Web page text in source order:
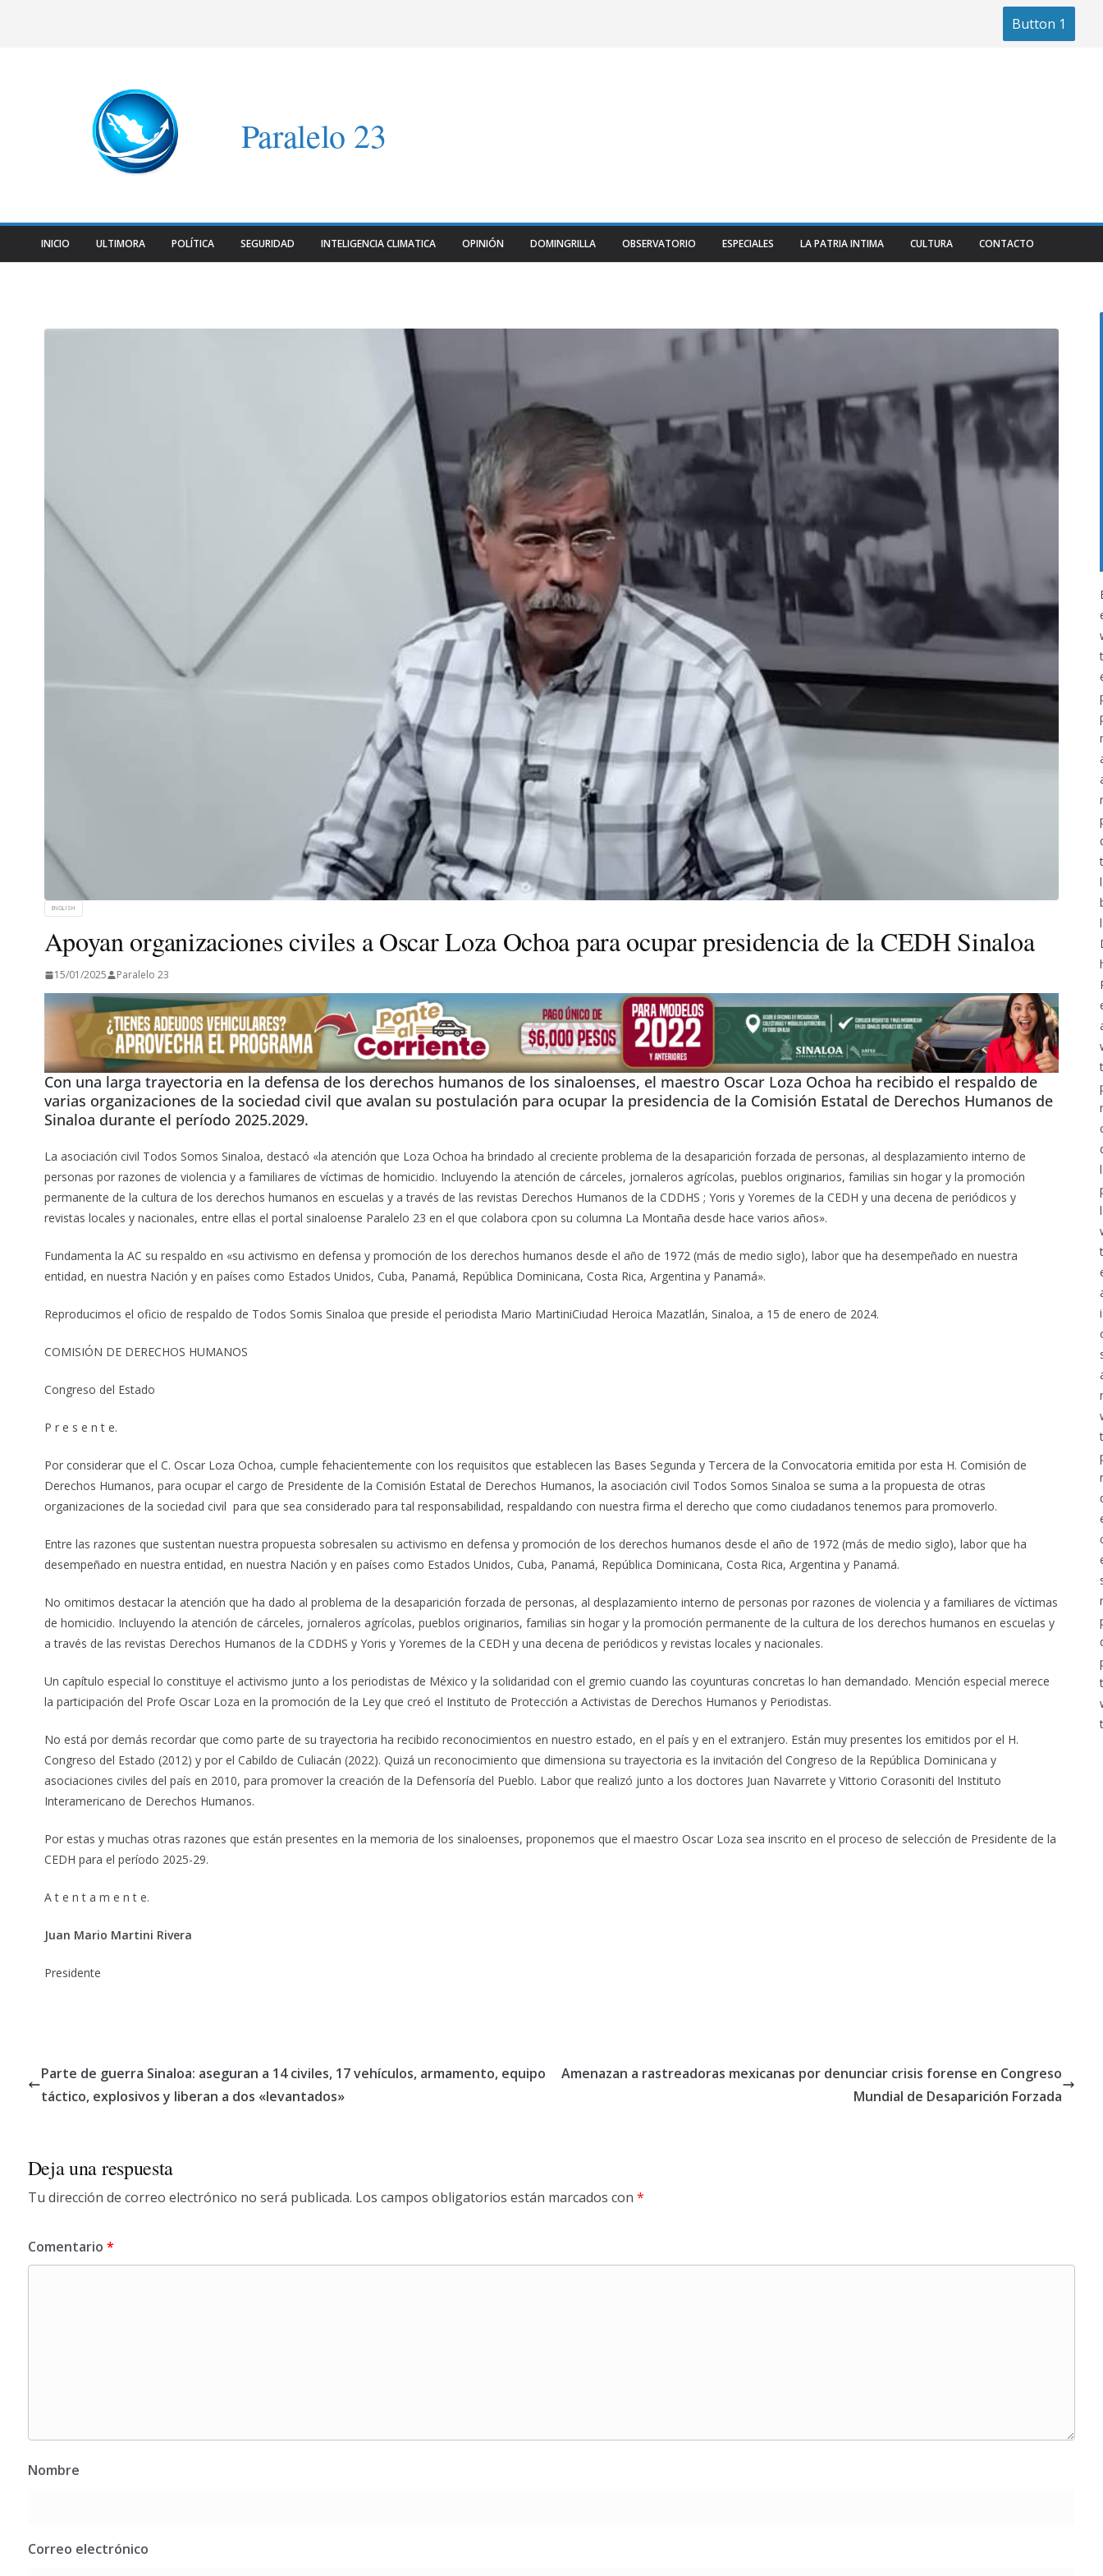
Button 1
Paralelo 23
INICIO ULTIMORA POLÍTICA SEGURIDAD INTELIGENCIA CLIMATICA OPINIÓN DOMINGRILLA OBSERVATORIO ESPECIALES LA PATRIA INTIMA CULTURA CONTACTO
ENGLISH
Apoyan organizaciones civiles a Oscar Loza Ochoa para ocupar presidencia de la CEDH Sinaloa
15/01/2025 Paralelo 23
Con una larga trayectoria en la defensa de los derechos humanos de los sinaloenses, el maestro Oscar Loza Ochoa ha recibido el respaldo de
varias organizaciones de la sociedad civil que avalan su postulación para ocupar la presidencia de la Comisión Estatal de Derechos Humanos de
Sinaloa durante el período 2025.2029.
La asociación civil Todos Somos Sinaloa, destacó «la atención que Loza Ochoa ha brindado al creciente problema de la desaparición forzada de personas, al desplazamiento interno de
personas por razones de violencia y a familiares de víctimas de homicidio. Incluyendo la atención de cárceles, jornaleros agrícolas, pueblos originarios, familias sin hogar y la promoción
permanente de la cultura de los derechos humanos en escuelas y a través de las revistas Derechos Humanos de la CDDHS ; Yoris y Yoremes de la CEDH y una decena de periódicos y
revistas locales y nacionales, entre ellas el portal sinaloense Paralelo 23 en el que colabora cpon su columna La Montaña desde hace varios años».
Fundamenta la AC su respaldo en «su activismo en defensa y promoción de los derechos humanos desde el año de 1972 (más de medio siglo), labor que ha desempeñado en nuestra
entidad, en nuestra Nación y en países como Estados Unidos, Cuba, Panamá, República Dominicana, Costa Rica, Argentina y Panamá».
Reproducimos el oficio de respaldo de Todos Somis Sinaloa que preside el periodista Mario MartiniCiudad Heroica Mazatlán, Sinaloa, a 15 de enero de 2024.
COMISIÓN DE DERECHOS HUMANOS
Congreso del Estado
P r e s e n t e.
Por considerar que el C. Oscar Loza Ochoa, cumple fehacientemente con los requisitos que establecen las Bases Segunda y Tercera de la Convocatoria emitida por esta H. Comisión de
Derechos Humanos, para ocupar el cargo de Presidente de la Comisión Estatal de Derechos Humanos, la asociación civil Todos Somos Sinaloa se suma a la propuesta de otras
organizaciones de la sociedad civil para que sea considerado para tal responsabilidad, respaldando con nuestra firma el derecho que como ciudadanos tenemos para promoverlo.
Entre las razones que sustentan nuestra propuesta sobresalen su activismo en defensa y promoción de los derechos humanos desde el año de 1972 (más de medio siglo), labor que ha
desempeñado en nuestra entidad, en nuestra Nación y en países como Estados Unidos, Cuba, Panamá, República Dominicana, Costa Rica, Argentina y Panamá.
No omitimos destacar la atención que ha dado al problema de la desaparición forzada de personas, al desplazamiento interno de personas por razones de violencia y a familiares de víctimas
de homicidio. Incluyendo la atención de cárceles, jornaleros agrícolas, pueblos originarios, familias sin hogar y la promoción permanente de la cultura de los derechos humanos en escuelas y
a través de las revistas Derechos Humanos de la CDDHS y Yoris y Yoremes de la CEDH y una decena de periódicos y revistas locales y nacionales.
Un capítulo especial lo constituye el activismo junto a los periodistas de México y la solidaridad con el gremio cuando las coyunturas concretas lo han demandado. Mención especial merece
la participación del Profe Oscar Loza en la promoción de la Ley que creó el Instituto de Protección a Activistas de Derechos Humanos y Periodistas.
No está por demás recordar que como parte de su trayectoria ha recibido reconocimientos en nuestro estado, en el país y en el extranjero. Están muy presentes los emitidos por el H.
Congreso del Estado (2012) y por el Cabildo de Culiacán (2022). Quizá un reconocimiento que dimensiona su trayectoria es la invitación del Congreso de la República Dominicana y
asociaciones civiles del país en 2010, para promover la creación de la Defensoría del Pueblo. Labor que realizó junto a los doctores Juan Navarrete y Vittorio Corasoniti del Instituto
Interamericano de Derechos Humanos.
Por estas y muchas otras razones que están presentes en la memoria de los sinaloenses, proponemos que el maestro Oscar Loza sea inscrito en el proceso de selección de Presidente de la
CEDH para el período 2025-29.
A t e n t a m e n t e.
Juan Mario Martini Rivera
Presidente
Parte de guerra Sinaloa: aseguran a 14 civiles, 17 vehículos, armamento, equipo
táctico, explosivos y liberan a dos «levantados»
Amenazan a rastreadoras mexicanas por denunciar crisis forense en Congreso
Mundial de Desaparición Forzada
Deja una respuesta
Tu dirección de correo electrónico no será publicada. Los campos obligatorios están marcados con *
Comentario *
Nombre
Correo electrónico